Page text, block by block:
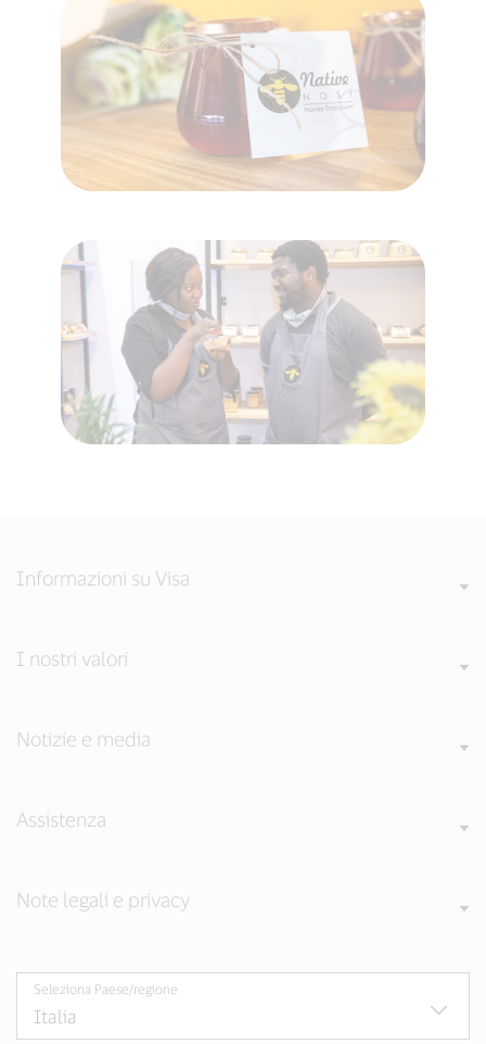
Informazioni su Visa
I nostri valori
Notizie e media
Assistenza
Note legali e privacy
Seleziona Paese/regione